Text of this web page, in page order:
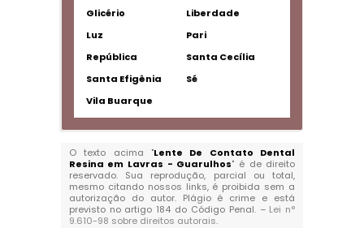
Glicério
Liberdade
Luz
Pari
República
Santa Cecília
Santa Efigênia
Sé
Vila Buarque
O texto acima "Lente De Contato Dental
Resina em Lavras - Guarulhos" é de direito
reservado. Sua reprodução, parcial ou total,
mesmo citando nossos links, é proibida sem a
autorização do autor. Plágio é crime e está
previsto no artigo 184 do Código Penal. – Lei n°
9.610-98 sobre direitos autorais.